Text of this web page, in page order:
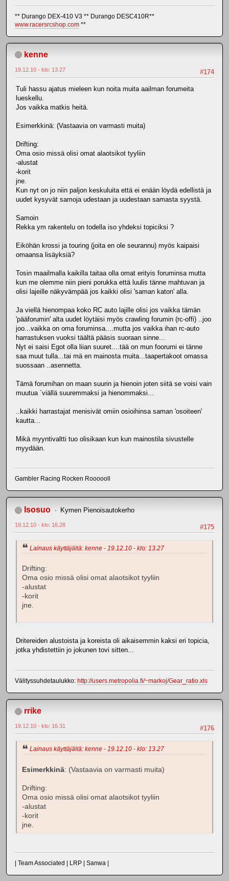
** Durango DEX-410 V3 ** Durango DESC410R**
www.racersrcshop.com **
kenne
#174
19.12.10 - klo: 13.27
Tuli hassu ajatus mieleen kun noita muita aailman forumeita
lueskellu.
Jos vaikka matkis heitä.
Esimerkkinä: (Vastaavia on varmasti muita)
Drifting:
Oma osio missä olisi omat alaotsikot tyyliin
-alustat
-korit
jne.
Kun nyt on jo niin paljon keskuluita että ei enään löydä edellistä ja
uudet kysyvät samoja udestaan ja uudestaan samasta syystä.
Samoin
Rekka ym rakentelu on todella iso yhdeksi topiciksi ?
Eiköhän krossi ja touring (joita en ole seurannu) myös kaipaisi
omaansa lisäyksiä?
Tosin maailmalla kaikilla taitaa olla omat erityis foruminsa mutta
kun me olemme niin pieni porukka että luulis tänne mahtuvan ja
olisi lajeille näkyvämpää jos kaikki olisi 'saman katon' alla.
Ja viellä hienompaa koko RC auto lajille olisi jos vaikka tämän
'pääforumin' alta uudet löytäisi myös crawling forumin (rc-offi) ..joo
joo...vaikka on oma foruminsa....mutta jos vaikka ihan rc-auto
harrastuksen vuoksi täältä pääsis suoraan sinne...
Nyt ei saisi Egot olla liian suuret....tää on mun foorumi ei tänne
saa muut tulla...tai mä en mainosta muita...taapertakoot omassa
suossaan ..asennetta.
Tämä forumihan on maan suurin ja hienoin joten siitä se voisi vain
muutua ´viällä suuremmaksi ja hienommaksi...
..kaikki harrastajat menisivät omiin osioihinsa saman 'osoiteen'
kautta...
Mikä myyntivaltti tuo olisikaan kun kun mainostila sivustelle
myydään.
Gambler Racing Rocken Roooooll
Isosuo Kymen Pienoisautokerho
#175
19.12.10 - klo: 16.28
Lainaus käyttäjältä: kenne - 19.12.10 - klo: 13.27
Drifting:
Oma osio missä olisi omat alaotsikot tyyliin
-alustat
-korit
jne.
Dritereiden alustoista ja koreista oli aikaisemmin kaksi eri topicia,
jotka yhdistettiin jo jokunen tovi sitten...
Välityssuhdetaulukko: http://users.metropolia.fi/~markoj/Gear_ratio.xls
rrike
#176
19.12.10 - klo: 16.31
Lainaus käyttäjältä: kenne - 19.12.10 - klo: 13.27
Esimerkkinä: (Vastaavia on varmasti muita)
Drifting:
Oma osio missä olisi omat alaotsikot tyyliin
-alustat
-korit
jne.
| Team Associated | LRP | Sanwa |